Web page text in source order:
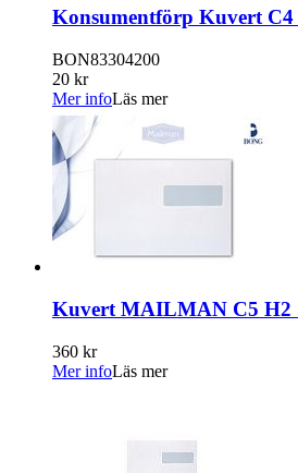
Konsumentförp Kuvert
BON83304200
20 kr
Mer infoLäs mer
Kuvert MAILMAN C5 H2
360 kr
Mer infoLäs mer